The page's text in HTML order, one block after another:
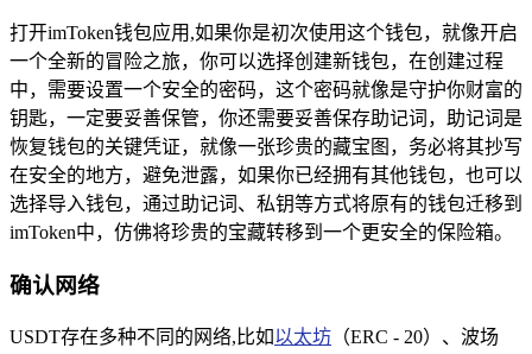
打开imToken钱包应用,如果你是初次使用这个钱包，就像开启
一个全新的冒险之旅，你可以选择创建新钱包，在创建过程
中，需要设置一个安全的密码，这个密码就像是守护你财富的
钥匙，一定要妥善保管，你还需要妥善保存助记词，助记词是
恢复钱包的关键凭证，就像一张珍贵的藏宝图，务必将其抄写
在安全的地方，避免泄露，如果你已经拥有其他钱包，也可以
选择导入钱包，通过助记词、私钥等方式将原有的钱包迁移到
imToken中，仿佛将珍贵的宝藏转移到一个更安全的保险箱。
确认网络
USDT存在多种不同的网络,比如以太坊 （ERC - 20）、波场